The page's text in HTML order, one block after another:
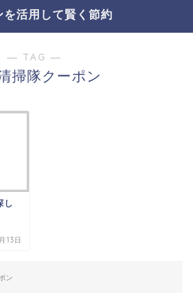
を活用して賢く節約
― TAG ―
掃隊クーポン
し
13日
ン